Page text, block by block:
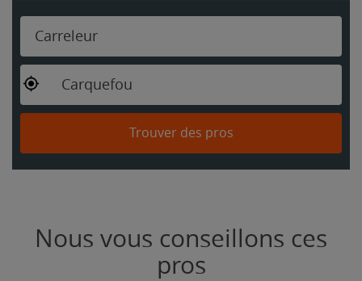
Carreleur
Carquefou
Trouver des pros
Nous vous conseillons ces
pros